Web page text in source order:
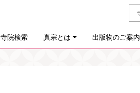
寺院検索 真宗とは 出版物のご案内